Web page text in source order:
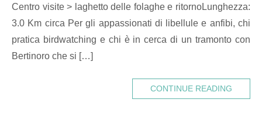
Centro visite > laghetto delle folaghe e ritornoLunghezza:
3.0 Km circa Per gli appassionati di libellule e anfibi, chi
pratica birdwatching e chi è in cerca di un tramonto con
Bertinoro che si […]
CONTINUE READING